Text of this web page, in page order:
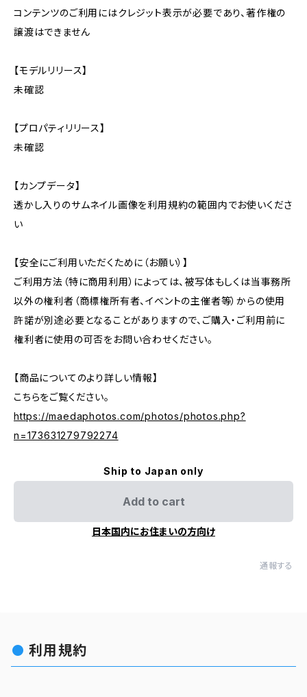
コンテンツのご利用にはクレジット表示が必要であり、著作権の
譲渡はできません
【モデルリリース】
未確認
【プロパティリリース】
未確認
【カンプデータ】
透かし入りのサムネイル画像を利用規約の範囲内でお使いくださ
い
【安全にご利用いただくために（お願い）】
ご利用方法（特に商用利用）によっては、被写体もしくは当事務所
以外の権利者（商標権所有者、イベントの主催者等）からの使用
許諾が別途必要となることがありますので、ご購入・ご利用前に
権利者に使用の可否をお問い合わせください。
【商品についてのより詳しい情報】
こちらをご覧ください。
https://maedaphotos.com/photos/photos.php?
n=173631279792274
Ship to Japan only
Add to cart
日本国内にお住まいの方向け
通報する
利用規約